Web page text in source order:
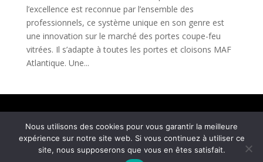
l’excellence est reconnue par l’ensemble des
professionnels, ce système unique en son genre est
une innovation sur le marché des portes coupe-feu
vitrées. Il s’adapte à toutes les portes et cloisons MAF
Atlantique. Une...
© COM4 – Agence de relations media et social
media 2026 – Tous droits réservés | Réalisé par
Nous utilisons des cookies pour vous garantir la meilleure
expérience sur notre site web. Si vous continuez à utiliser ce
site, nous supposerons que vous en êtes satisfait.